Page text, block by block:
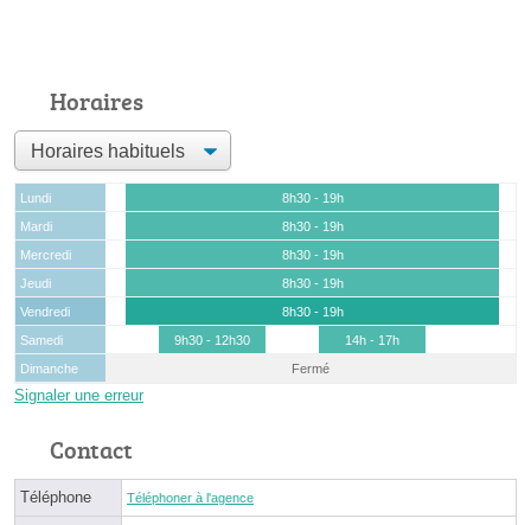
Horaires
Lundi
8h30 - 19h
Mardi
8h30 - 19h
Mercredi
8h30 - 19h
Jeudi
8h30 - 19h
Vendredi
8h30 - 19h
Samedi
9h30 - 12h30
14h - 17h
Dimanche
Fermé
Signaler une erreur
Contact
Téléphone Téléphoner à l'agence